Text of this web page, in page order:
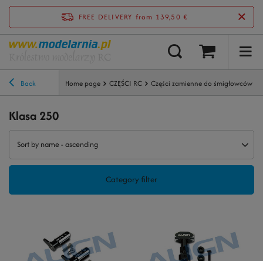
FREE DELIVERY from 139,50 €
Back Home page CZĘŚCI RC Części zamienne do śmigłowców
Klasa 250
Sort by name - ascending
Category filter